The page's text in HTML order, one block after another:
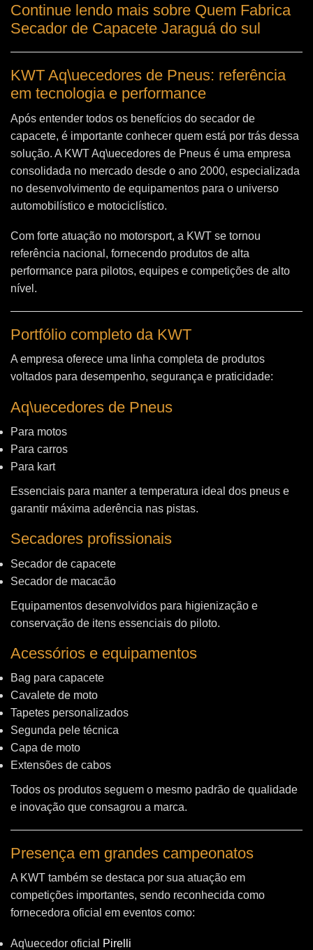
Continue lendo mais sobre Quem Fabrica
Secador de Capacete Jaraguá do sul
KWT Aq\uecedores de Pneus: referência
em tecnologia e performance
Após entender todos os benefícios do secador de
capacete, é importante conhecer quem está por trás dessa
solução. A KWT Aq\uecedores de Pneus é uma empresa
consolidada no mercado desde o ano 2000, especializada
no desenvolvimento de equipamentos para o universo
automobilístico e motociclístico.
Com forte atuação no motorsport, a KWT se tornou
referência nacional, fornecendo produtos de alta
performance para pilotos, equipes e competições de alto
nível.
Portfólio completo da KWT
A empresa oferece uma linha completa de produtos
voltados para desempenho, segurança e praticidade:
Aq\uecedores de Pneus
Para motos
Para carros
Para kart
Essenciais para manter a temperatura ideal dos pneus e
garantir máxima aderência nas pistas.
Secadores profissionais
Secador de capacete
Secador de macacão
Equipamentos desenvolvidos para higienização e
conservação de itens essenciais do piloto.
Acessórios e equipamentos
Bag para capacete
Cavalete de moto
Tapetes personalizados
Segunda pele técnica
Capa de moto
Extensões de cabos
Todos os produtos seguem o mesmo padrão de qualidade
e inovação que consagrou a marca.
Presença em grandes campeonatos
A KWT também se destaca por sua atuação em
competições importantes, sendo reconhecida como
fornecedora oficial em eventos como:
Aq\uecedor oficial
Pirelli